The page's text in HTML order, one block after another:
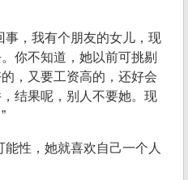
事，我有个朋友的女儿，现
你不知道，她以前可挑剔
，又要工资高的，还好会
结果呢，别人不要她。现
能性，她就喜欢自己一个人